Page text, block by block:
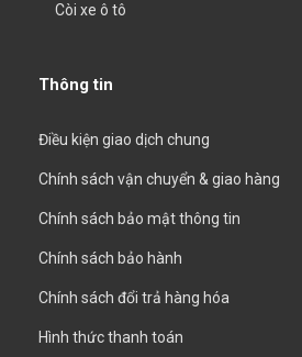
Còi xe ô tô
Thông tin
Điều kiện giao dịch chung
Chính sách vận chuyển & giao hàng
Chính sách bảo mật thông tin
Chính sách bảo hành
Chính sách đổi trả hàng hóa
Hình thức thanh toán